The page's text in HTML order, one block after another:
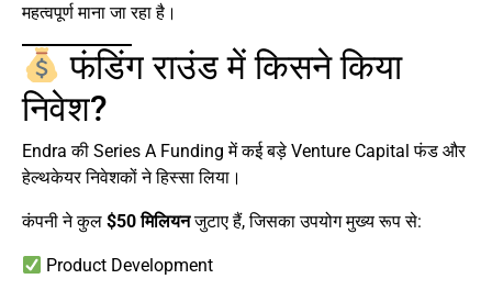
महत्वपूर्ण माना जा रहा है।
फंडिंग राउंड में किसने किया
निवेश?
Endra की Series A Funding में कई बड़े Venture Capital फंड और
हेल्थकेयर निवेशकों ने हिस्सा लिया।
कंपनी ने कुल $50 मिलियनजुटाए हैं, जिसका उपयोग मुख्य रूप से:
Product Development